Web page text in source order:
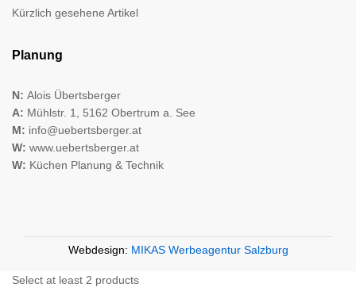
Kürzlich gesehene Artikel
Planung
N: Alois Übertsberger
A: Mühlstr. 1, 5162 Obertrum a. See
M: info@uebertsberger.at
W: www.uebertsberger.at
W: Küchen Planung & Technik
Webdesign: MIKAS Werbeagentur Salzburg
Select at least 2 products